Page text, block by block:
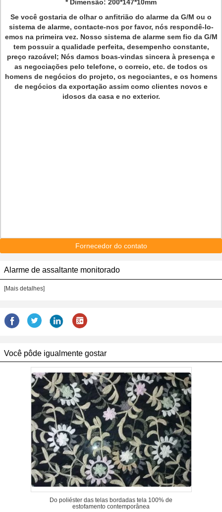
* Dimensão: 200*147*10mm
Se você gostaria de olhar o anfitrião do alarme da G/M ou o
sistema de alarme, contacte-nos por favor, nós respondê-lo-
emos na primeira vez. Nosso sistema de alarme sem fio da G/M
tem possuir a qualidade perfeita, desempenho constante,
preço razoável; Nós damos boas-vindas sincera à presença e
as negociações pelo telefone, o correio, etc. de todos os
homens de negócios do projeto, os negociantes, e os homens
de negócios da exportação assim como clientes novos e
idosos da casa e no exterior.
Fornecedor do contato
Alarme de assaltante monitorado
[Mais detalhes]
Você pôde igualmente gostar
Do poliéster das telas bordadas tela 100% de
estofamento contemporânea